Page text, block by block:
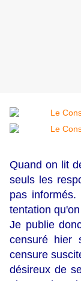
Quand on lit
seuls les
pas
tentation
Je publie
censuré hier
censure
désireux de